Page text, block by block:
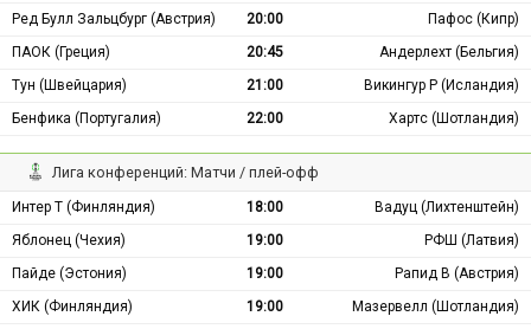
Ред Булл Зальцбург (Австрия)
20:00
Пафос (Кипр)
ПАОК (Греция)
20:45
Андерлехт (Бельгия)
Тун (Швейцария)
21:00
Викингур Р (Исландия)
Бенфика (Португалия)
22:00 Хартс (Шотландия)
Лига конференций: Матчи / плей-офф
Интер Т (Финляндия) 18:00
Вадуц (Лихтенштейн)
Яблонец (Чехия)
19:00
РФШ (Латвия)
Пайде (Эстония)
19:00
Рапид В (Австрия)
ХИК (Финляндия)
19:00
Мазервелл (Шотландия)